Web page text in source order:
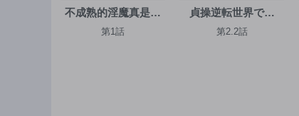
不成熟的淫魔真是非
常抱歉
第1話
貞操逆転世界での
俺、気軽にヤれるビ
第2.2話